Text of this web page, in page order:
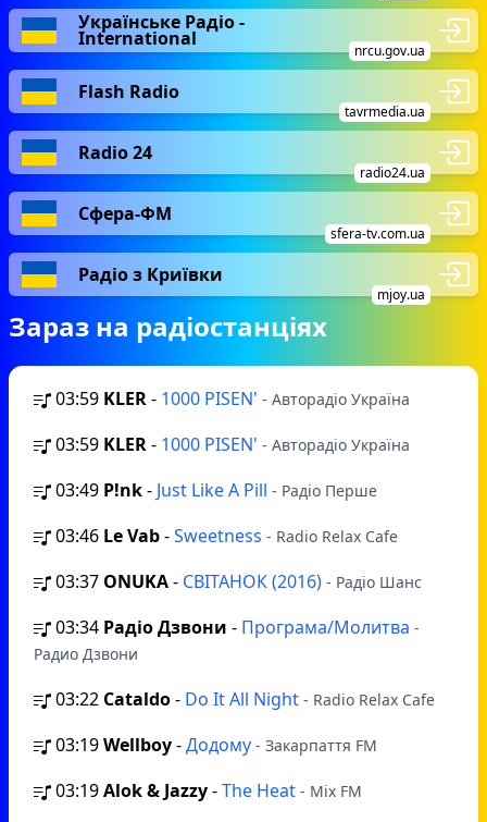
Українське Радіо -
International
nrcu.gov.ua
Flash Radio
tavrmedia.ua
Radio 24
radio24.ua
Сфера-ФМ
sfera-tv.com.ua
Радіо з Криївки
mjoy.ua
Зараз на радіостанціях
03:59 KLER- 1000 PISEN' - Авторадіо Україна
03:59 KLER- 1000 PISEN' - Авторадіо Україна
03:49 P!nk- Just Like A Pill - Радіо Перше
03:46 Le Vab-Sweetness - Radio Relax Cafe
03:37 ONUKA- СВІТАНОК (2016) - Радіо Шанс
03:34 Радіо Дзвони - Програма/Молитва -
Радио Дзвони
03:22 Cataldo- Do It All Night - Radio Relax Cafe
03:19Wellboy-Додому - Закарпаття FM
03:19Alok & Jazzy-The Heat - Mix FM